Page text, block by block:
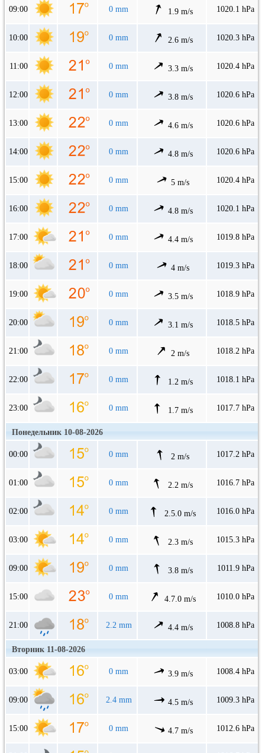
09:00 0 mm 1.9 m/s 1020.1 hPa
10:00 0 mm 2.6 m/s 1020.3 hPa
11:00 0 mm 3.3 m/s 1020.4 hPa
12:00 0 mm 3.8 m/s 1020.6 hPa
13:00 0 mm 4.6 m/s 1020.6 hPa
14:00 0 mm 4.8 m/s 1020.6 hPa
15:00 0 mm 5 m/s 1020.4 hPa
16:00 0 mm 4.8 m/s 1020.1 hPa
17:00 0 mm 4.4 m/s 1019.8 hPa
18:00 0 mm 4 m/s 1019.3 hPa
19:00 0 mm 3.5 m/s 1018.9 hPa
20:00 0 mm 3.1 m/s 1018.5 hPa
21:00 0 mm 2 m/s 1018.2 hPa
22:00 0 mm 1.2 m/s 1018.1 hPa
23:00 0 mm 1.7 m/s 1017.7 hPa
Понедельник 10-08-2026
00:00 0 mm 2 m/s 1017.2 hPa
01:00 0 mm 2.2 m/s 1016.7 hPa
02:00 0 mm 2.5.0 m/s 1016.0 hPa
03:00 0 mm 2.3 m/s 1015.3 hPa
09:00 0 mm 3.8 m/s 1011.9 hPa
15:00 0 mm 4.7.0 m/s 1010.0 hPa
21:00 2.2 mm 4.4 m/s 1008.8 hPa
Вторник 11-08-2026
03:00 0 mm 3.9 m/s 1008.4 hPa
09:00 2.4 mm 4.5 m/s 1009.3 hPa
15:00 0 mm 4.7 m/s 1012.6 hPa